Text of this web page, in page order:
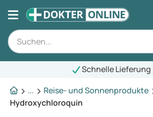
Schnelle Lieferung
...
Reise- und Sonnenprodukte
Hydroxychloroquin